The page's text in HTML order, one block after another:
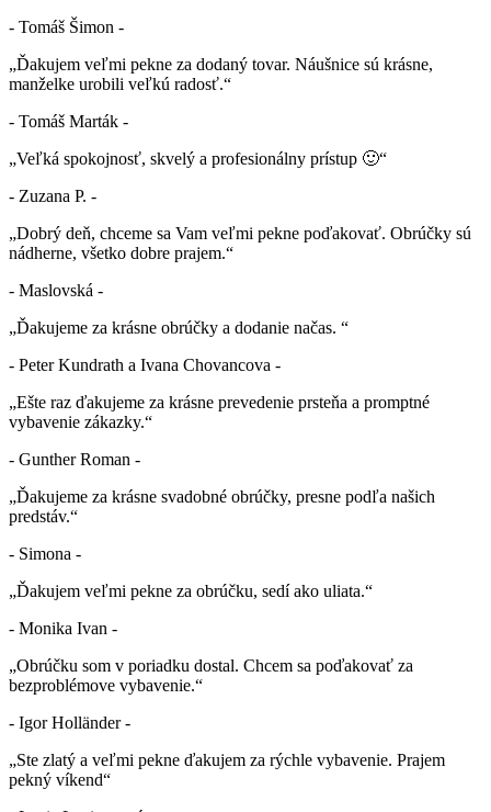
- Tomáš Šimon -
„Ďakujem veľmi pekne za dodaný tovar. Náušnice sú krásne,
manželke urobili veľkú radosť.“
- Tomáš Marták -
„Veľká spokojnosť, skvelý a profesionálny prístup 🙂“
- Zuzana P. -
„Dobrý deň, chceme sa Vam veľmi pekne poďakovať. Obrúčky sú
nádherne, všetko dobre prajem.“
- Maslovská -
„Ďakujeme za krásne obrúčky a dodanie načas. “
- Peter Kundrath a Ivana Chovancova -
„Ešte raz ďakujeme za krásne prevedenie prsteňa a promptné
vybavenie zákazky.“
- Gunther Roman -
„Ďakujeme za krásne svadobné obrúčky, presne podľa našich
predstáv.“
- Simona -
„Ďakujem veľmi pekne za obrúčku, sedí ako uliata.“
- Monika Ivan -
„Obrúčku som v poriadku dostal. Chcem sa poďakovať za
bezproblémove vybavenie.“
- Igor Holländer -
„Ste zlatý a veľmi pekne ďakujem za rýchle vybavenie. Prajem
pekný víkend“